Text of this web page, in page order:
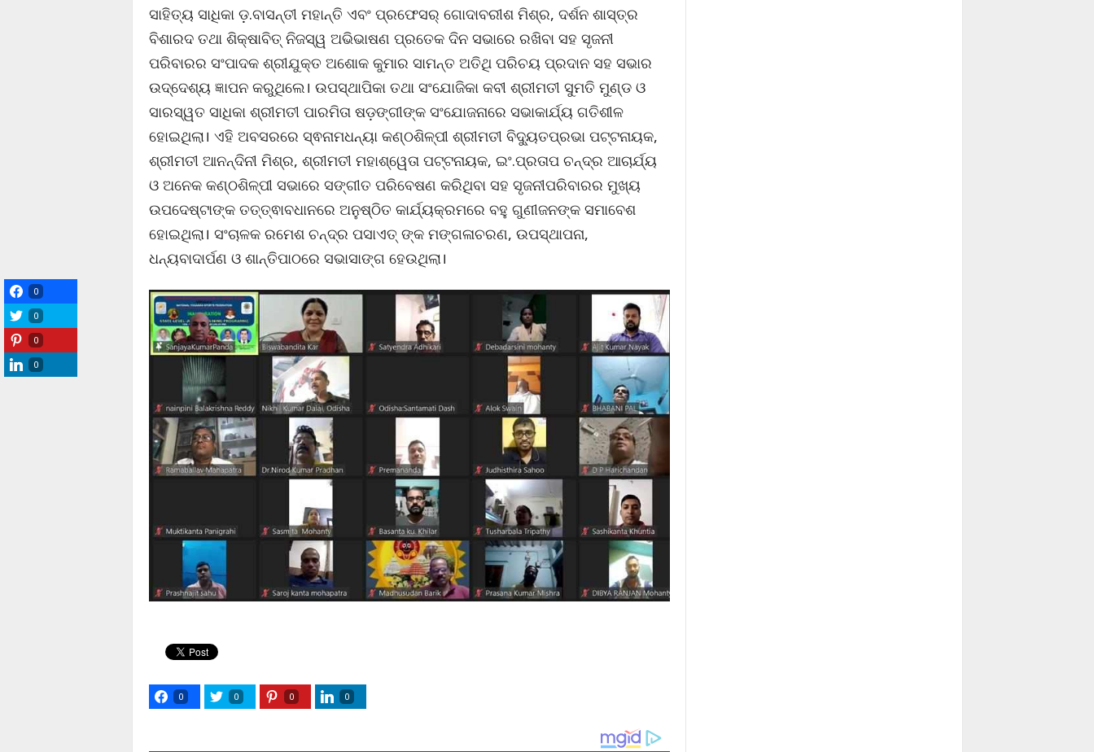
ସାହିତ୍ୟ ସାଧିକା ଡ଼.ବାସନ୍ତୀ ମହାନ୍ତି ଏବଂ ପ୍ରଫେସର୍ ଗୋଦାବରୀଶ ମିଶ୍ର, ଦର୍ଶନ ଶାସ୍ତ୍ର
ବିଶାରଦ ତଥା ଶିକ୍ଷାବିତ୍ ନିଜସ୍ୱ ଅଭିଭାଷଣ ପ୍ରତେକ ଦିନ ସଭାରେ ରଖିବା ସହ ସୃଜନୀ
ପରିବାରର ସଂପାଦକ ଶ୍ରୀଯୁକ୍ତ ଅଶୋକ କୁମାର ସାମନ୍ତ ଅତିଥି ପରିଚୟ ପ୍ରଦାନ ସହ ସଭାର
ଉଦ୍ଦେଶ୍ୟ ଜ୍ଞାପନ କରୁଥିଲେ। ଉପସ୍ଥାପିକା ତଥା ସଂଯୋଜିକା କବୀ ଶ୍ରୀମତୀ ସୁମତି ମୁଣ୍ଡ ଓ
ସାରସ୍ୱତ ସାଧିକା ଶ୍ରୀମତୀ ପାରମିତା ଷଡ଼ଙ୍ଗୀଙ୍କ ସଂଯୋଜନାରେ ସଭାକାର୍ଯ୍ୟ ଗତିଶୀଳ
ହୋଇଥିଲା। ଏହି ଅବସରରେ ସ୍ଵନାମଧନ୍ୟା କଣ୍ଠଶିଳ୍ପୀ ଶ୍ରୀମତୀ ବିଦ୍ୟୁତପ୍ରଭା ପଟ୍ଟନାୟକ,
ଶ୍ରୀମତୀ ଆନନ୍ଦିନୀ ମିଶ୍ର, ଶ୍ରୀମତୀ ମହାଶ୍ୱେତା ପଟ୍ଟନାୟକ, ଇଂ.ପ୍ରତାପ ଚନ୍ଦ୍ର ଆଚାର୍ଯ୍ୟ
ଓ ଅନେକ କଣ୍ଠଶିଳ୍ପୀ ସଭାରେ ସଙ୍ଗୀତ ପରିବେଷଣ କରିଥିବା ସହ ସୃଜନୀପରିବାରର ମୁଖ୍ୟ
ଉପଦେଷ୍ଟାଙ୍କ ତତ୍ତ୍ଵାବଧାନରେ ଅନୁଷ୍ଠିତ କାର୍ଯ୍ୟକ୍ରମରେ ବହୁ ଗୁଣୀଜନଙ୍କ ସମାବେଶ
ହୋଇଥିଲା। ସଂଚାଳକ ରମେଶ ଚନ୍ଦ୍ର ପସାଏତ୍ ଙ୍କ ମଙ୍ଗଳାଚରଣ, ଉପସ୍ଥାପନା,
ଧନ୍ୟବାଦାର୍ପଣ ଓ ଶାନ୍ତିପାଠରେ ସଭାସାଙ୍ଗ ହେଉଥିଲା।
0 0 0 0
0
0
0
0